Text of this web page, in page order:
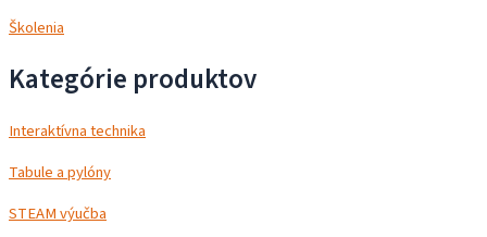
Školenia
Kategórie produktov
Interaktívna technika
Tabule a pylóny
STEAM výučba